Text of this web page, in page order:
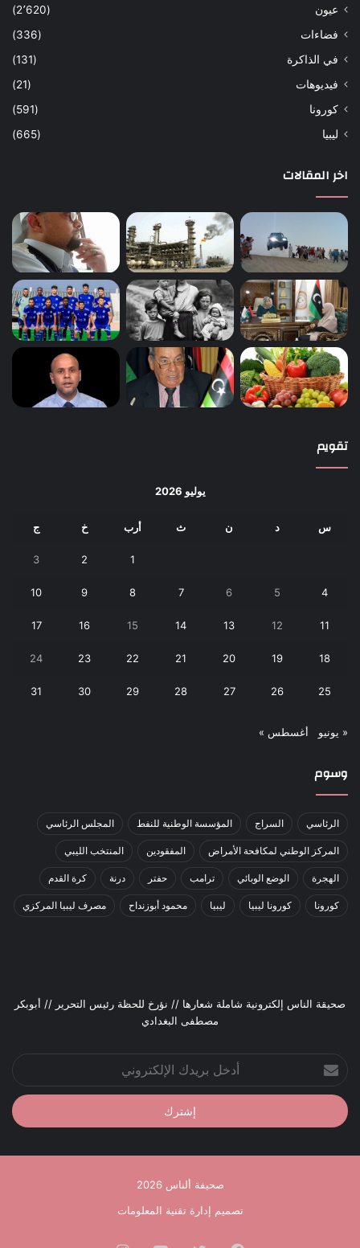
عيون
(2٬620)
فضاءات
(336)
في الذاكرة
(131)
فيديوهات
(21)
كورونا
(591)
ليبيا
(665)
اخر المقالات
تقويم
يوليو 2026
س د ن ث أرب خ ج
1
2
3
4
5
6
7
8
9
10
11
12
13
14
15
16
17
18
19
20
21
22
23
24
25
26
27
28
29
30
31
« يونيو أغسطس »
وسوم
الرئاسي السراج المؤسسة الوطنية للنفط المجلس الرئاسي
المركز الوطني لمكافحة الأمراض المفقودين المنتخب الليبي
الهجرة الوضع الوبائي ترامب حفتر درنة كرة القدم
كورونا كورونا ليبيا ليبيا محمود أبوزنداح مصرف ليبيا المركزي
صحيقة الناس إلكترونية شاملة شعارها // نؤرخ للحظة رئيس التحرير // أبوبكر
مصطفى البغدادي
بريدك
الإلكتروني
صحيفة ألناس 2026
تصميم إدارة تقنية المعلومات